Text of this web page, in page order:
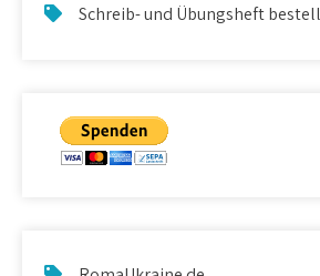
Schreib- und Übungsheft